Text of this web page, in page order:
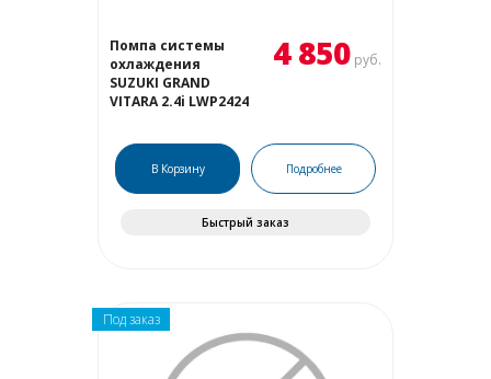
Помпа системы
охлаждения
SUZUKI GRAND
VITARA 2.4i LWP2424
4 850 руб.
В Корзину Подробнее
Быстрый заказ
Под заказ